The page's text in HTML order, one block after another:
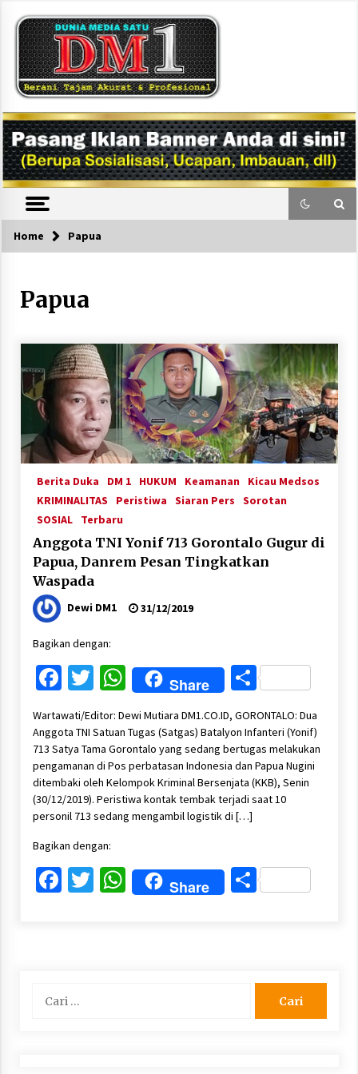
content
DM1
Home Papua
Papua
Berita Duka DM 1 HUKUM Keamanan
Kicau Medsos
KRIMINALITAS
Peristiwa Siaran Pers
Sorotan
SOSIAL
Terbaru
Anggota TNI Yonif 713 Gorontalo Gugur di
Papua, Danrem Pesan Tingkatkan
Waspada
Dewi DM1 31/12/2019
Bagikan dengan:
Facebook
Twitter
WhatsApp
Share Share
Wartawati/Editor: Dewi Mutiara DM1.CO.ID, GORONTALO: Dua
Anggota TNI Satuan Tugas (Satgas) Batalyon Infanteri (Yonif)
713 Satya Tama Gorontalo yang sedang bertugas melakukan
pengamanan di Pos perbatasan Indonesia dan Papua Nugini
ditembaki oleh Kelompok Kriminal Bersenjata (KKB), Senin
(30/12/2019). Peristiwa kontak tembak terjadi saat 10
personil 713 sedang mengambil logistik di […]
Bagikan dengan:
Facebook
Twitter
WhatsApp
Share Share
untuk: